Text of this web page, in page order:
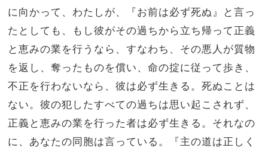
に向かって、わたしが、『お前は必ず死ぬ』と言っ
たとしても、もし彼がその過ちから立ち帰って正義
と恵みの業を行うなら、すなわち、その悪人が質物
を返し、奪ったものを償い、命の掟に従って歩き、
不正を行わないなら、彼は必ず生きる。死ぬことは
ない。彼の犯したすべての過ちは思い起こされず、
正義と恵みの業を行った者は必ず生きる。それなの
に、あなたの同胞は言っている。『主の道は正しく